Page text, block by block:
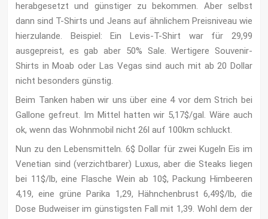
herabgesetzt und günstiger zu bekommen. Aber selbst
dann sind T-Shirts und Jeans auf ähnlichem Preisniveau wie
hierzulande. Beispiel: Ein Levis-T-Shirt war für 29,99
ausgepreist, es gab aber 50% Sale. Wertigere Souvenir-
Shirts in Moab oder Las Vegas sind auch mit ab 20 Dollar
nicht besonders günstig.
Beim Tanken haben wir uns über eine 4 vor dem Strich bei
Gallone gefreut. Im Mittel hatten wir 5,17$/gal. Wäre auch
ok, wenn das Wohnmobil nicht 26l auf 100km schluckt.
Nun zu den Lebensmitteln. 6$ Dollar für zwei Kugeln Eis im
Venetian sind (verzichtbarer) Luxus, aber die Steaks liegen
bei 11$/lb, eine Flasche Wein ab 10$, Packung Himbeeren
4,19, eine grüne Parika 1,29, Hähnchenbrust 6,49$/lb, die
Dose Budweiser im günstigsten Fall mit 1,39. Wohl dem der